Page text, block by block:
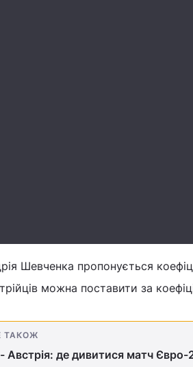
Шевченка пропонується
можна поставити за
ТАКОЖ
- Австрія: де дивитися матч